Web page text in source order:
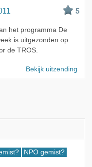
5
het programma De
is uitgezonden op
de TROS.
Bekijk uitzending
NPO gemist?